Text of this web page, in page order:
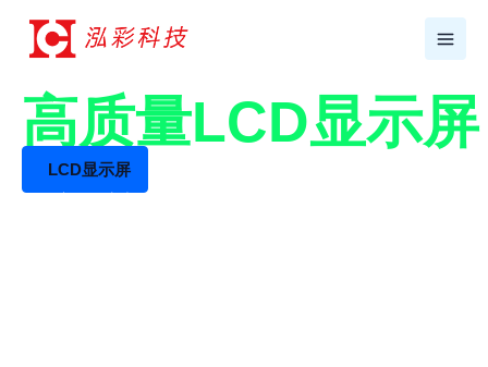
17年+专业LCD工厂
高质量LCD显示
LCD显示屏